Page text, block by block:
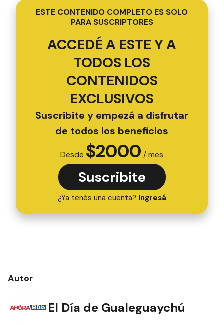
ESTE CONTENIDO COMPLETO ES SOLO
PARA SUSCRIPTORES
ACCEDÉ A ESTE Y A
TODOS LOS
CONTENIDOS
EXCLUSIVOS
Suscribite y empezá a disfrutar
de todos los beneficios
Desde $2000 / mes
Suscribite
¿Ya tenés una cuenta? Ingresá
Autor
El Día de Gualeguaychú